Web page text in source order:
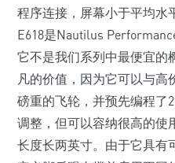
程序连接，屏幕小于平均水
E618是Nautilus
它不是我们系列中最便宜的
凡的价值，因为它可以与高
磅重的飞轮，并预先编程了
调整，但可以容纳很高的使
长度长两英寸。由于它具有